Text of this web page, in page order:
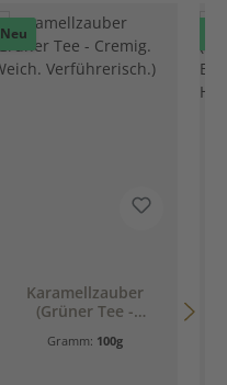
Neu
Karamellzauber
(Grüner Tee -
Verführerisch.)
Gramm: 100g